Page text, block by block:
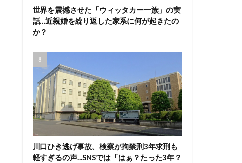
世界を震撼させた「ウィッタカー一族」の実
話…近親婚を繰り返した家系に何が起きたの
か？
川口ひき逃げ事故、検察が拘禁刑3年求刑も
軽すぎるの声…SNSでは「はぁ？たった3年？